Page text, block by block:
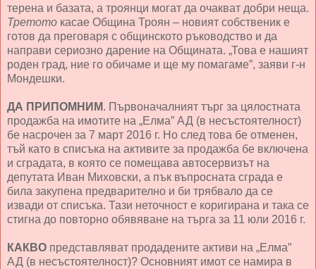
терена и базата, а троянци могат да очакват добри неща.
Третото касае Община Троян – новият собственик е
готов да преговаря с общинското ръководство и да
направи сериозно дарение на Общината. „Това е нашият
роден град, ние го обичаме и ще му помагаме”, заяви г-н
Мондешки.
ДА ПРИПОМНИМ. Първоначалният търг за цялостната
продажба на имотите на „Елма” АД (в несъстоятелност)
бе насрочен за 7 март 2016 г. Но след това бе отменен,
тъй като в списъка на активите за продажба бе включена
и сградата, в която се помещава автосервизът на
депутата Иван Миховски, а пък въпросната сграда е
била закупена предварително и би трябвало да се
извади от списъка. Тази неточност е коригирана и така се
стигна до повторно обявяване на търга за 11 юли 2016 г.
КАКВО представляват продадените активи на „Елма”
АД (в несъстоятелност)? Основният имот се намира в